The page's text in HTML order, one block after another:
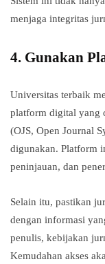
menjaga integritas
4. Gunakan
Universitas terbaik
platform digital yang
(OJS, Open Journal
digunakan. Platform
peninjauan, dan
Selain itu, pastikan
dengan informasi
penulis, kebijakan
Kemudahan akses